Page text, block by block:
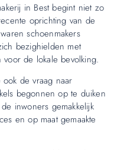
in Best begint niet zo
oprichting van de
schoenmakers
bezighielden met
voor de lokale bevolking.
de vraag naar
begonnen op te duiken
inwoners gemakkelijk
en op maat gemaakte